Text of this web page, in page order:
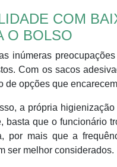
COM
O BOLSO
inúmeras
Com os sacos
de opções que
a própria
basta que o funcionário
por mais que a
ser melhor considerados.